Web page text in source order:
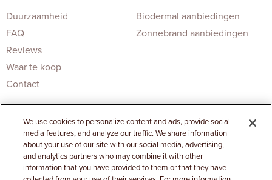
Duurzaamheid
FAQ
Reviews
Waar te koop
Contact
Biodermal aanbiedingen
Zonnebrand aanbiedingen
Privacy Statement| Cookies Settings
We use cookies to personalize content and ads, provide social
media features, and analyze our traffic. We share information
about your use of our site with our social media, advertising,
and analytics partners who may combine it with other
information that you have provided to them or that they have